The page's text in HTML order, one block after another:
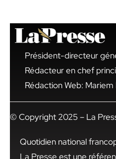
Président-directeur
Rédacteur en chef
Rédaction Web: Mariem
© Copyright 2025 – La
Quotidien national
La Presse est une